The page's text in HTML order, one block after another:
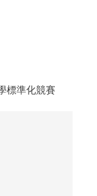
標準化競賽